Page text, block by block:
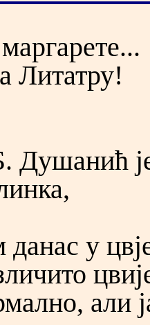
Литатру!
Душанић
у
али